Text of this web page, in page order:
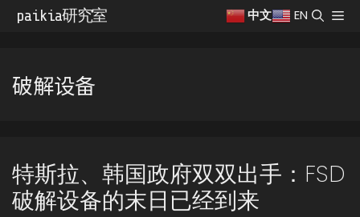
paikia研究室
菜
中文 EN
破解设备
特斯拉、韩国政府双双出手：FSD
破解设备的末日已经到来